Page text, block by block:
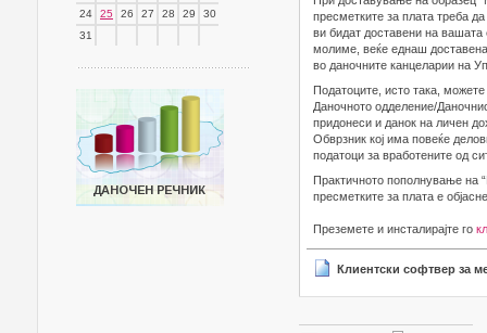
24
25 26 27 28 29
30
31
пресметките за плата треба
ви бидат доставени на вашата
молиме, веќе еднаш
во даночните канцеларии на
Податоците, исто така,
Даночното одделение/
придонеси и данок на личен
Обврзник кој има повеќе
податоци за вработените од
Практичното пополнување на
пресметките за плата е
Преземете и инсталирајте го
Клиентски софтвер за